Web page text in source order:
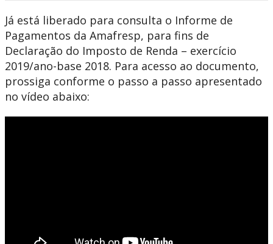
Já está liberado para consulta o Informe de
Pagamentos da Amafresp, para fins de
Declaração do Imposto de Renda – exercício
2019/ano-base 2018. Para acesso ao documento,
prossiga conforme o passo a passo apresentado
no vídeo abaixo: